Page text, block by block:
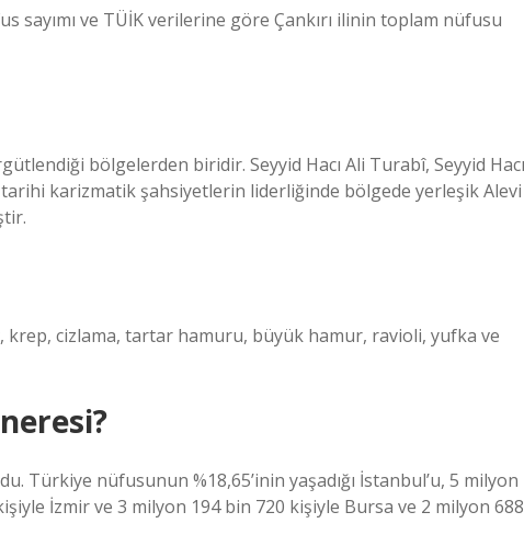
sayımı ve TÜİK verilerine göre Çankırı ilinin toplam nüfusu
bölgelerden biridir. Seyyid Hacı Ali Turabî, Seyyid Hacı
karizmatik şahsiyetlerin liderliğinde bölgede yerleşik Alevi
krep, cizlama, tartar hamuru, büyük hamur, ravioli, yufka ve
Türkiye nüfusunun %18,65’inin yaşadığı İstanbul’u, 5 milyon
İzmir ve 3 milyon 194 bin 720 kişiyle Bursa ve 2 milyon 688